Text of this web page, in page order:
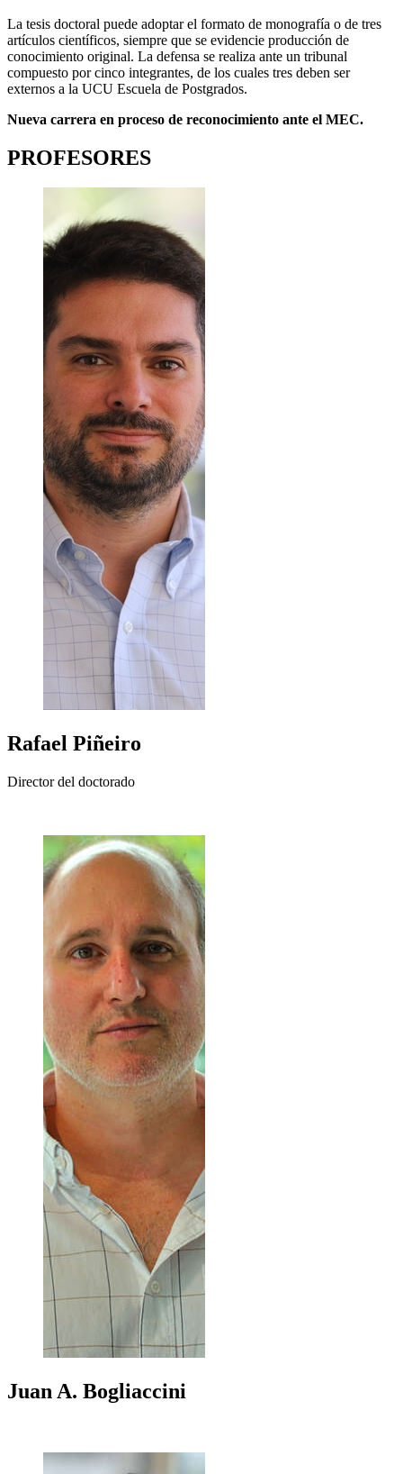
La tesis doctoral puede adoptar el formato de monografía o de tres
artículos científicos, siempre que se evidencie producción de
conocimiento original. La defensa se realiza ante un tribunal
compuesto por cinco integrantes, de los cuales tres deben ser
externos a la UCU Escuela de Postgrados.
Nueva carrera en proceso de reconocimiento ante el MEC.
PROFESORES
Rafael Piñeiro
Director del doctorado
Juan A. Bogliaccini